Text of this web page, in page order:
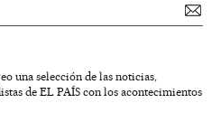
una selección de las noticias,
de EL PAÍS con los acontecimientos